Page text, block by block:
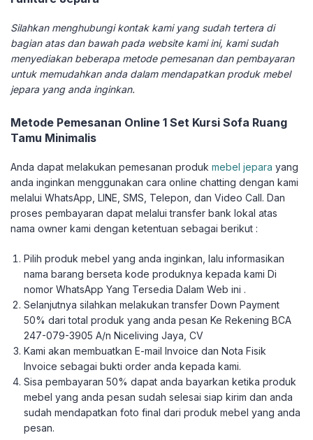
Silahkan menghubungi kontak kami yang sudah tertera di
bagian atas dan bawah pada website kami ini, kami sudah
menyediakan beberapa metode pemesanan dan pembayaran
untuk memudahkan anda dalam mendapatkan produk mebel
jepara yang anda inginkan.
Metode Pemesanan Online 1 Set Kursi Sofa Ruang
Tamu Minimalis
Anda dapat melakukan pemesanan produk mebel jepara yang
anda inginkan menggunakan cara online chatting dengan kami
melalui WhatsApp, LINE, SMS, Telepon, dan Video Call. Dan
proses pembayaran dapat melalui transfer bank lokal atas
nama owner kami dengan ketentuan sebagai berikut :
Pilih produk mebel yang anda inginkan, lalu informasikan
nama barang berseta kode produknya kepada kami Di
nomor WhatsApp Yang Tersedia Dalam Web ini .
Selanjutnya silahkan melakukan transfer Down Payment
50% dari total produk yang anda pesan Ke Rekening BCA
247-079-3905 A/n Niceliving Jaya, CV
Kami akan membuatkan E-mail Invoice dan Nota Fisik
Invoice sebagai bukti order anda kepada kami.
Sisa pembayaran 50% dapat anda bayarkan ketika produk
mebel yang anda pesan sudah selesai siap kirim dan anda
sudah mendapatkan foto final dari produk mebel yang anda
pesan.